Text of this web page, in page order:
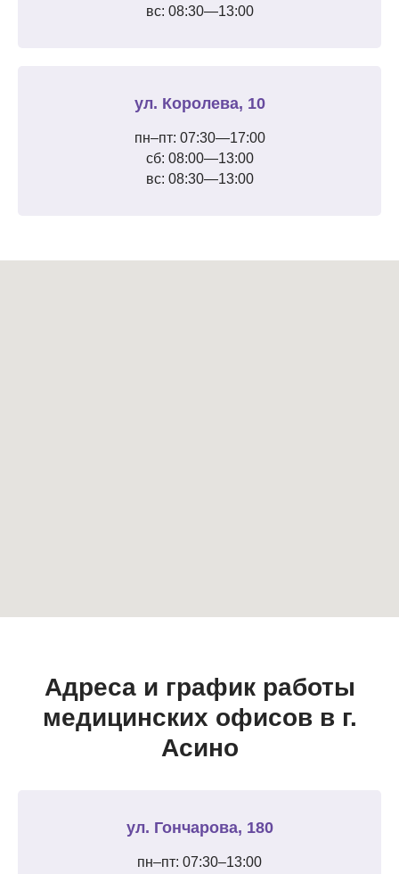
вс: 08:30—13:00
ул. Королева, 10
пн–пт: 07:30—17:00
сб: 08:00—13:00
вс: 08:30—13:00
Адреса и график работы
медицинских офисов в г.
Асино
ул. Гончарова, 180
пн–пт: 07:30–13:00